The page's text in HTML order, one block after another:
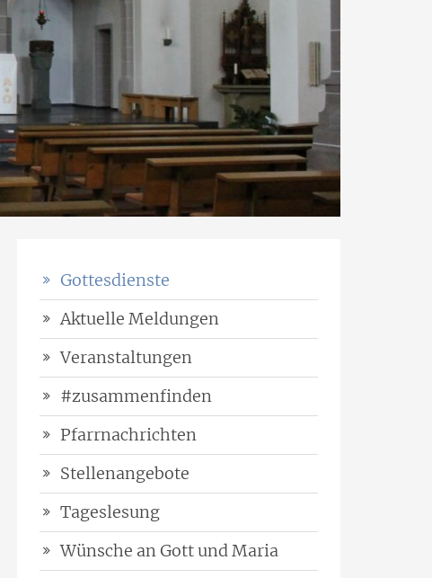
Gottesdienste
Aktuelle Meldungen
Veranstaltungen
#zusammenfinden
Pfarrnachrichten
Stellenangebote
Tageslesung
Wünsche an Gott und Maria